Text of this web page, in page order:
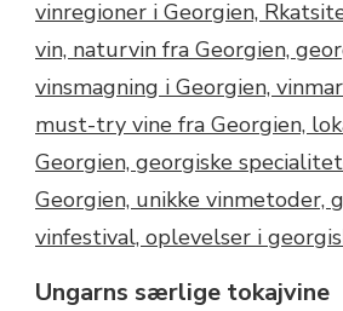
Ungarns særlige tokajvine